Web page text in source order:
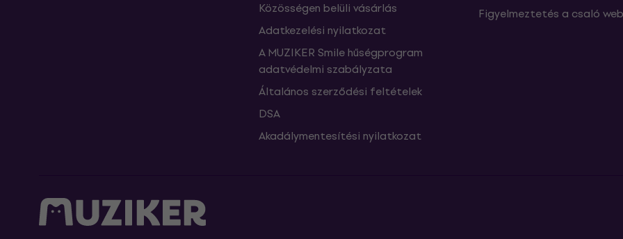
Közösségen belüli vásárlás
Adatkezelési nyilatkozat
A MUZIKER Smile hűségprogram
adatvédelmi szabályzata
Általános szerződési feltételek
DSA
Akadálymentesítési nyilatkozat
Figyelmeztetés a csaló